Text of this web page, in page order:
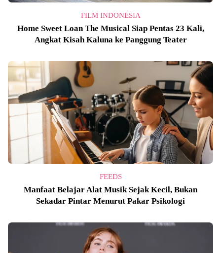
FILM INDONESIA
Home Sweet Loan The Musical Siap Pentas 23 Kali,
Angkat Kisah Kaluna ke Panggung Teater
FEEDS
Manfaat Belajar Alat Musik Sejak Kecil, Bukan
Sekadar Pintar Menurut Pakar Psikologi